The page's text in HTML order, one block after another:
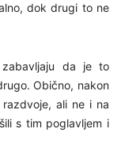
dok drugi to ne
da je to
Obično, nakon
ali ne i na
s tim poglavljem i